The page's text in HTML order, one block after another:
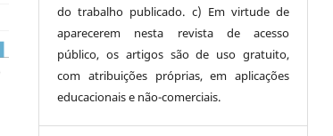
do trabalho publicado. c) Em virtude de
aparecerem nesta revista de acesso
público, os artigos são de uso gratuito,
com atribuições próprias, em aplicações
educacionais e não-comerciais.